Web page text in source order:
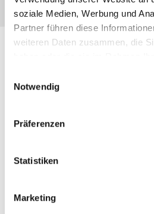
soziale Medien, Werbung und
Partner führen diese
weiteren Daten zusammen, die
Notwendig
Präferenzen
Statistiken
Marketing